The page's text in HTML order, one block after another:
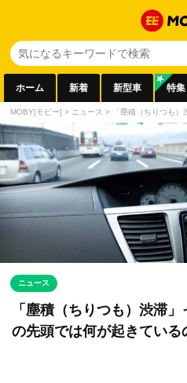
ホーム 新着 新型車 特集
MOBY[モビー] > ニュース > 「塵積（ちりつも
ニュース
「塵積（ちりつも）渋滞
の先頭では何が起きている